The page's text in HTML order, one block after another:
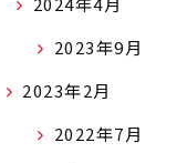
2023年9月
2023年2月
2022年7月